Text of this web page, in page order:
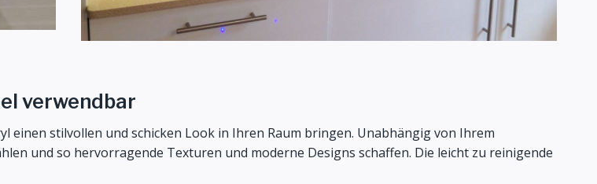
verwendbar
einen stilvollen und schicken Look in Ihren Raum bringen. Unabhängig von Ihrem
und so hervorragende Texturen und moderne Designs schaffen. Die leicht zu reinigende